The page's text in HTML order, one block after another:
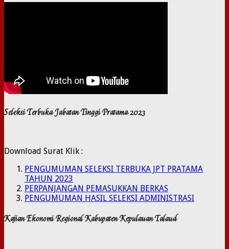
Seleksi Terbuka Jabatan Tinggi Pratama 2023
Download Surat Klik :
PENGUMUMAN SELEKSI TERBUKA JPT PRATAMA
TAHUN 2023
PERPANJANGAN PEMASUKKAN BERKAS
PENGUMUMAN HASIL SELEKSI ADMINISTRASI
Kajian Ekonomi Regional Kabupaten Kepulauan Talaud